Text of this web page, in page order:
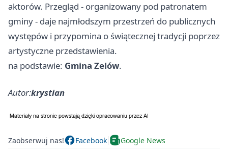
aktorów. Przegląd - organizowany pod patronatem
gminy - daje najmłodszym przestrzeń do publicznych
występów i przypomina o świątecznej tradycji poprzez
artystyczne przedstawienia.
na podstawie: Gmina Zelów.
Autor:krystian
Zaobserwuj nas! Facebook Google News